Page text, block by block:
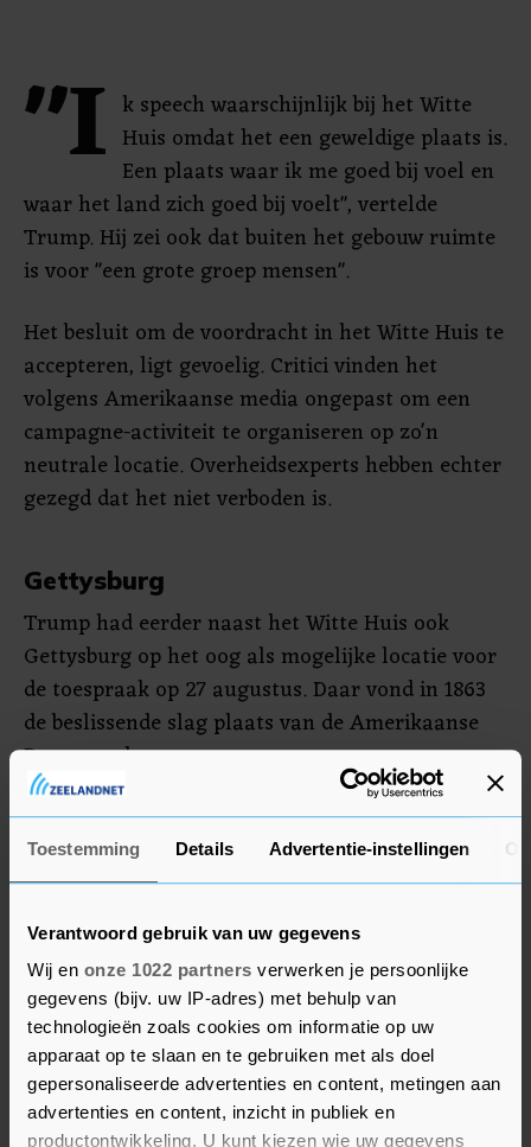
Toestemming Details Advertentie-instellingen
Verantwoord gebruik van uw gegevens
Wij en onze 1022 partners verwerken je persoonlijke
gegevens (bijv. uw IP-adres) met behulp van
technologieën zoals cookies om informatie op uw
apparaat op te slaan en te gebruiken met als doel
gepersonaliseerde advertenties en content, metingen aan
advertenties en content, inzicht in publiek en
productontwikkeling. U kunt kiezen wie uw gegevens
"I k speech waarschijnlijk bij het Witte
Huis omdat het een geweldige plaats is.
Een plaats waar ik me goed bij voel en
waar het land zich goed bij voelt", vertelde
Trump. Hij zei ook dat buiten het gebouw ruimte
is voor "een grote groep mensen".
Het besluit om de voordracht in het Witte Huis te
accepteren, ligt gevoelig. Critici vinden het
volgens Amerikaanse media ongepast om een
campagne-activiteit te organiseren op zo'n
neutrale locatie. Overheidsexperts hebben echter
gezegd dat het niet verboden is.
Gettysburg
Trump had eerder naast het Witte Huis ook
Gettysburg op het oog als mogelijke locatie voor
de toespraak op 27 augustus. Daar vond in 1863
de beslissende slag plaats van de Amerikaanse
Burgeroorlog.
De president zei dat hij later alsnog iets wil gaan
doen op die locatie in Pennsylvania. "We gaan iets
geweldigs doen in Gettysburg, maar pas als het
iets koeler is. Want op 27 augustus is het daar
vrij heet."